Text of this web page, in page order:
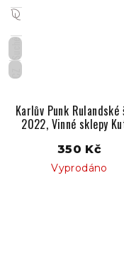
CZ
Suché
Karlův Punk Rulandské
2022, Vinné sklepy
350 Kč
Vyprodáno